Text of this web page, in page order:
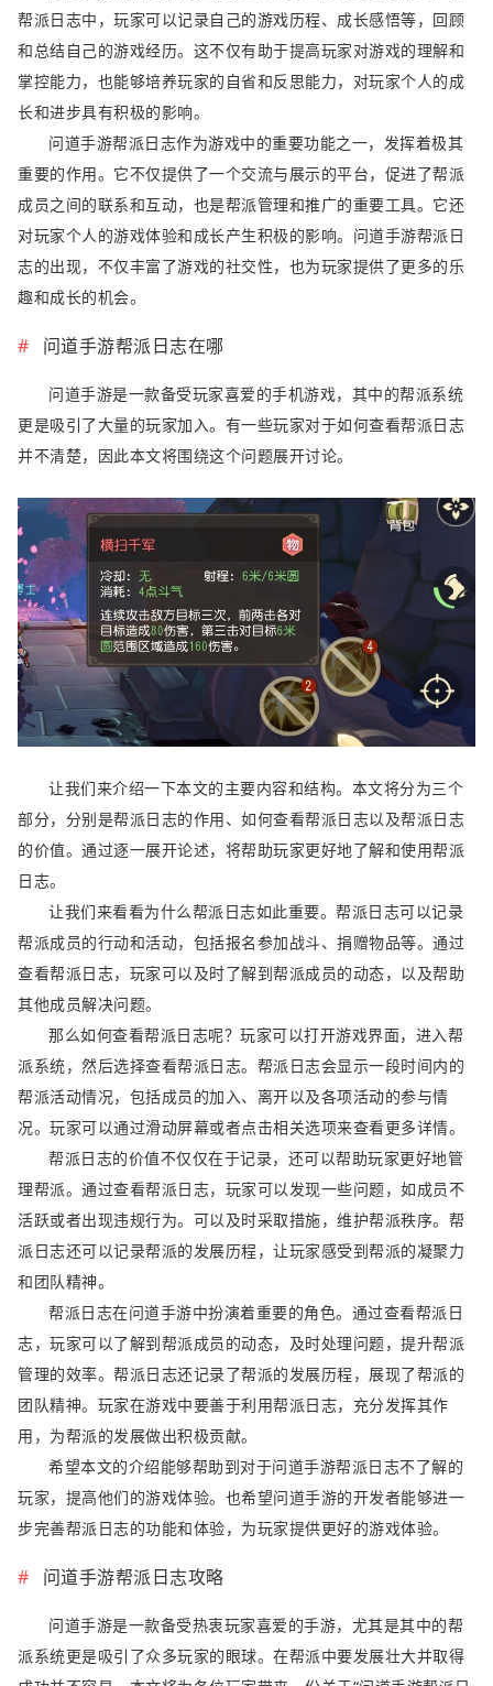
帮派日志中，玩家可以记录自己的游戏历程、成长感悟等，回顾
和总结自己的游戏经历。这不仅有助于提高玩家对游戏的理解和
掌控能力，也能够培养玩家的自省和反思能力，对玩家个人的成
长和进步具有积极的影响。
问道手游帮派日志作为游戏中的重要功能之一，发挥着极其
重要的作用。它不仅提供了一个交流与展示的平台，促进了帮派
成员之间的联系和互动，也是帮派管理和推广的重要工具。它还
对玩家个人的游戏体验和成长产生积极的影响。问道手游帮派日
志的出现，不仅丰富了游戏的社交性，也为玩家提供了更多的乐
趣和成长的机会。
问道手游帮派日志在哪
问道手游是一款备受玩家喜爱的手机游戏，其中的帮派系统
更是吸引了大量的玩家加入。有一些玩家对于如何查看帮派日志
并不清楚，因此本文将围绕这个问题展开讨论。
让我们来介绍一下本文的主要内容和结构。本文将分为三个
部分，分别是帮派日志的作用、如何查看帮派日志以及帮派日志
的价值。通过逐一展开论述，将帮助玩家更好地了解和使用帮派
日志。
让我们来看看为什么帮派日志如此重要。帮派日志可以记录
帮派成员的行动和活动，包括报名参加战斗、捐赠物品等。通过
查看帮派日志，玩家可以及时了解到帮派成员的动态，以及帮助
其他成员解决问题。
那么如何查看帮派日志呢？玩家可以打开游戏界面，进入帮
派系统，然后选择查看帮派日志。帮派日志会显示一段时间内的
帮派活动情况，包括成员的加入、离开以及各项活动的参与情
况。玩家可以通过滑动屏幕或者点击相关选项来查看更多详情。
帮派日志的价值不仅仅在于记录，还可以帮助玩家更好地管
理帮派。通过查看帮派日志，玩家可以发现一些问题，如成员不
活跃或者出现违规行为。可以及时采取措施，维护帮派秩序。帮
派日志还可以记录帮派的发展历程，让玩家感受到帮派的凝聚力
和团队精神。
帮派日志在问道手游中扮演着重要的角色。通过查看帮派日
志，玩家可以了解到帮派成员的动态，及时处理问题，提升帮派
管理的效率。帮派日志还记录了帮派的发展历程，展现了帮派的
团队精神。玩家在游戏中要善于利用帮派日志，充分发挥其作
用，为帮派的发展做出积极贡献。
希望本文的介绍能够帮助到对于问道手游帮派日志不了解的
玩家，提高他们的游戏体验。也希望问道手游的开发者能够进一
步完善帮派日志的功能和体验，为玩家提供更好的游戏体验。
问道手游帮派日志攻略
问道手游是一款备受热衷玩家喜爱的手游，尤其是其中的帮
派系统更是吸引了众多玩家的眼球。在帮派中要发展壮大并取得